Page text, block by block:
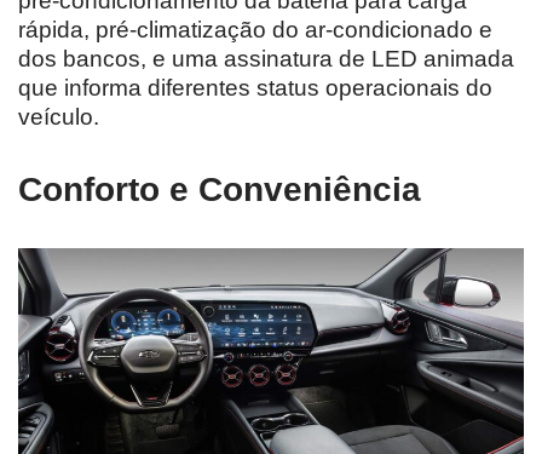
rápida, pré-climatização do ar-condicionado e
dos bancos, e uma assinatura de LED animada
que informa diferentes status operacionais do
veículo.
Conforto e Conveniência